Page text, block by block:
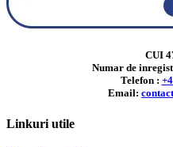
CUI
Numar de
Telefon :
Email:
Linkuri utile